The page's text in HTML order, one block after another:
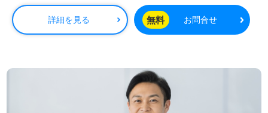
働きがいを感じながら自分らしく働きたい方にピッタリの
職場です。
を検討中の方には、専門のコンサルタントが無料でサポー
トしますので、年収交渉や非公開求人の紹介も受けられま
す。あなたのキャリアを一緒に考え、最適な職場への転職
を実現しましょう。まずはお気軽にお問い合わせくださ
詳細を見る 無料 お問合せ